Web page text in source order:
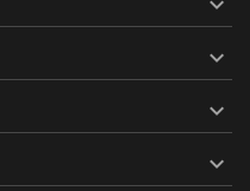


